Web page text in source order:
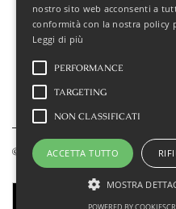
© 2025 Festival Vignale in Danza,
nostro sito web acconsenti a
conformità con la nostra policy
Leggi di più
PERFORMANCE
TARGETING
NON CLASSIFICATI
ACCETTA TUTTO
MOSTRA